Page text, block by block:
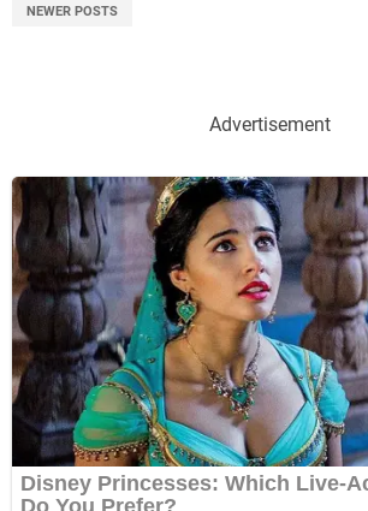
NEWER POSTS
Advertisement